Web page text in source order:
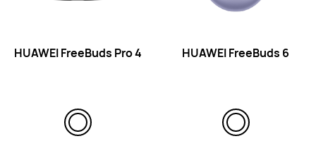
Μάθε Περισσότερα
HUAWEI FreeBuds Pro 4 HUAWEI FreeBuds 6